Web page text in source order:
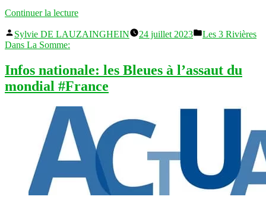
Continuer la lecture« Informations
la
Moscou
de
viser
patrimoine
sites
civils
#France »
Publié
par
Sylvie DE LAUZAINGHEIN 24 juillet 2023
Publié
Les 3 Rivières
Dans La Somme:
Infos nationale: les Bleues à l’assaut du
mondial #France